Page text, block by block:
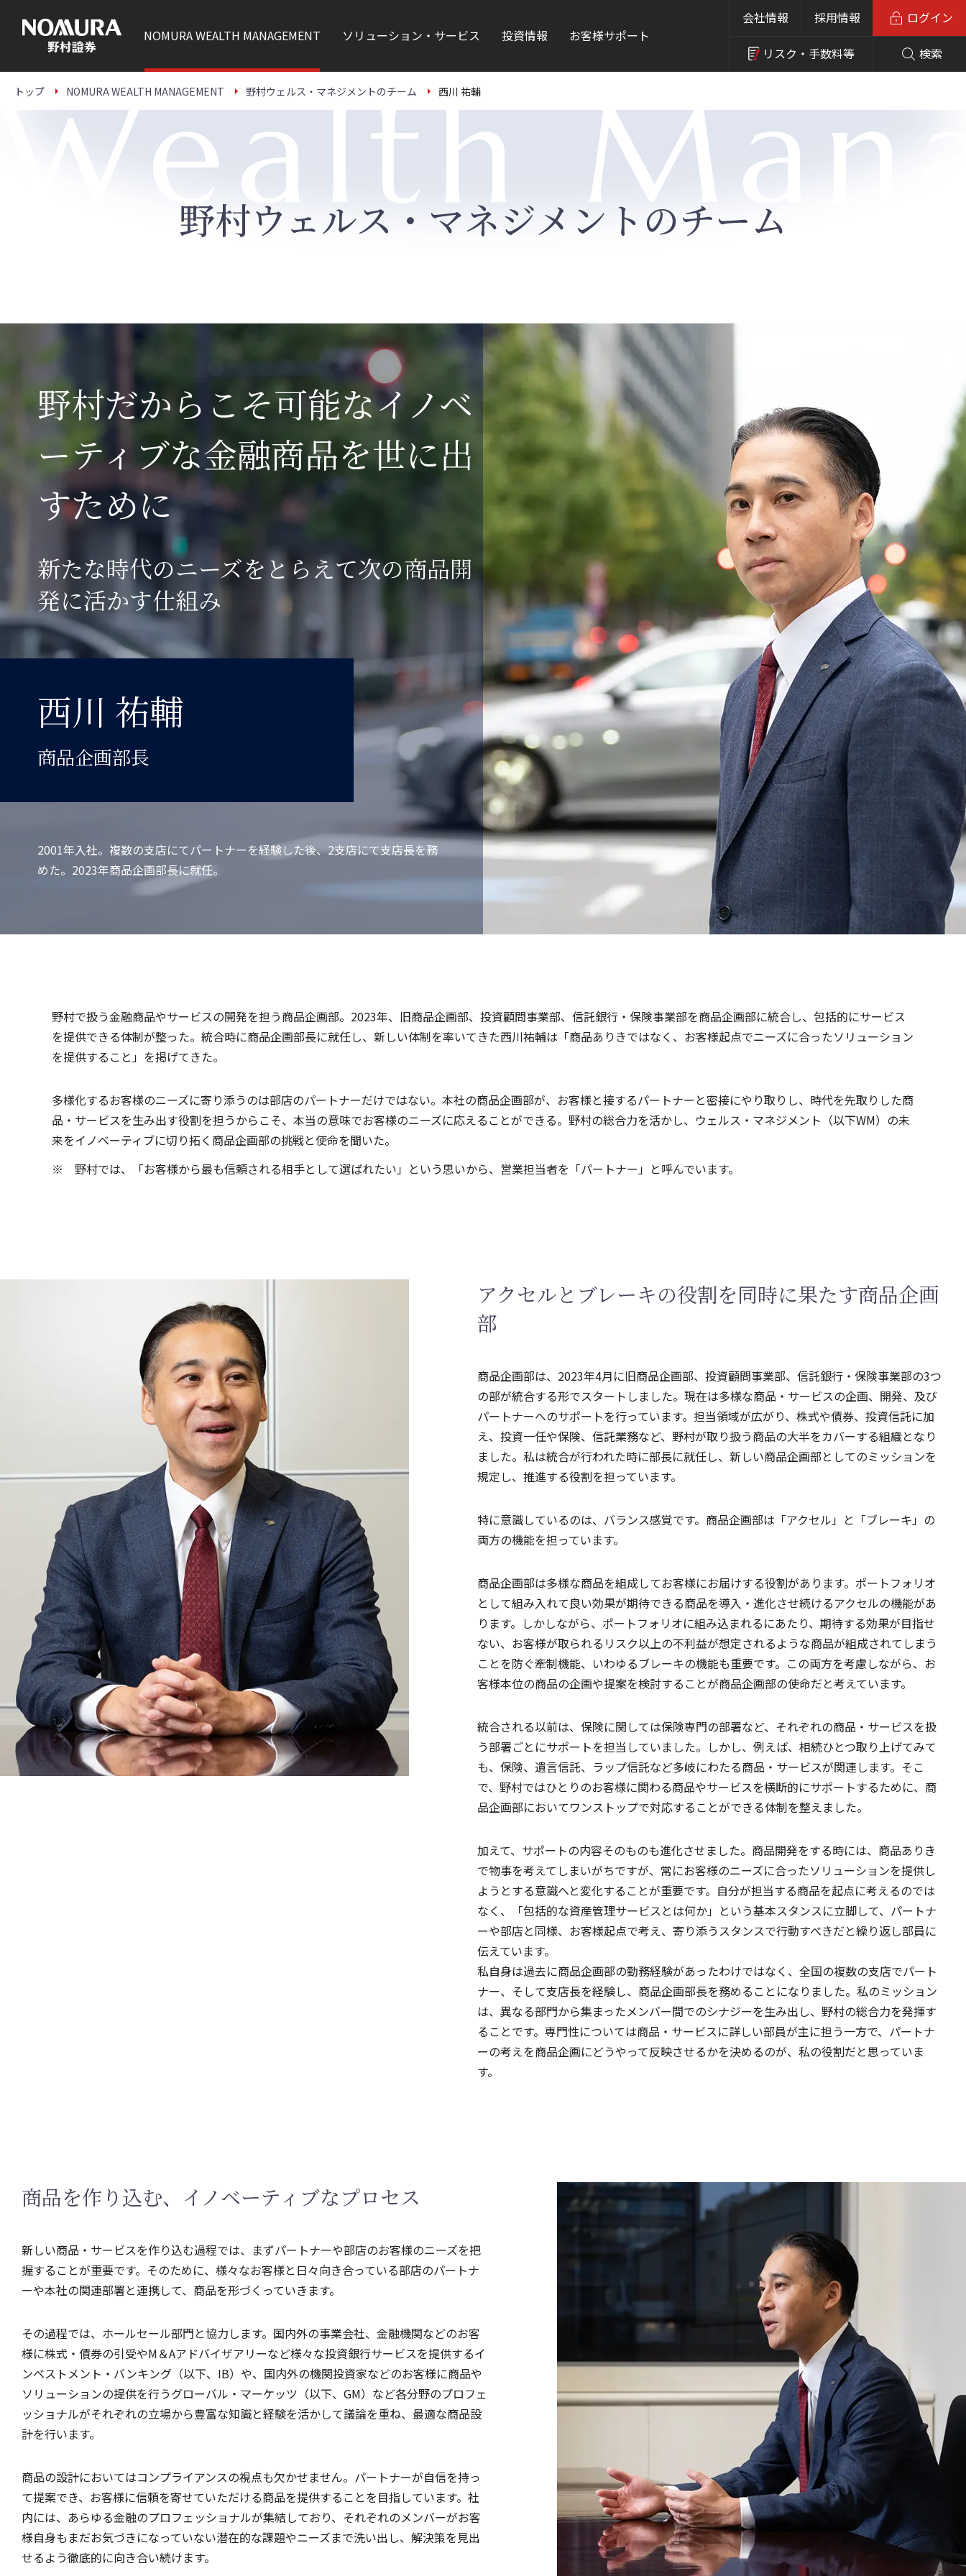
本
NOMURAWEALTH MANAGEMENT ソリューション・サービス 投資情報 お客様サポート
会社情報 採用情報
リスク・ 手数料等 検索
ログイン
トップ NOMURA WEALTH MANAGEMENT 野村ウェルス・マネジメントのチーム 西川 祐輔
Wealth
野村ウェルス・マネジメントのチーム
野村だからこそ可能なイノベ
ーティブな金融商品を世に出
すために
新たな時代のニーズをとらえて次の商品開
発に活かす仕組み
西川 祐輔
商品企画部長
2001年入社。複数の支店にてパートナーを経験した後、2支店にて支店長を務
めた。2023年商品企画部長に就任。
野村で扱う金融商品やサービスの開発を担う商品企画部。2023年、旧商品企画部、投資顧問事業部、信託銀行・保険事業部を商品企画部に統合し、包括的にサービス
を提供できる体制が整った。統合時に商品企画部長に就任し、新しい体制を率いてきた西川祐輔は「商品ありきではなく、お客様起点でニーズに合ったソリューション
を提供すること」を掲げてきた。
多様化するお客様のニーズに寄り添うのは部店のパートナーだけではない。本社の商品企画部が、お客様と接するパートナーと密接にやり取りし、時代を先取りした商
品・サービスを生み出す役割を担うからこそ、本当の意味でお客様のニーズに応えることができる。野村の総合力を活かし、ウェルス・マネジメント（以下WM）の未
来をイノベーティブに切り拓く商品企画部の挑戦と使命を聞いた。
野村では、「お客様から最も信頼される相手として選ばれたい」という思いから、営業担当者を「パートナー」と呼んでいます。
アクセルとブレーキの役割を同時に果たす商品企画
部
商品企画部は、2023年4月に旧商品企画部、投資顧問事業部、信託銀行・保険事業部の3つ
の部が統合する形でスタートしました。現在は多様な商品・サービスの企画、開発、及び
パートナーへのサポートを行っています。担当領域が広がり、株式や債券、投資信託に加
え、投資一任や保険、信託業務など、野村が取り扱う商品の大半をカバーする組織となり
ました。私は統合が行われた時に部長に就任し、新しい商品企画部としてのミッションを
規定し、推進する役割を担っています。
特に意識しているのは、バランス感覚です。商品企画部は「アクセル」と「ブレーキ」の
両方の機能を担っています。
商品企画部は多様な商品を組成してお客様にお届けする役割があります。ポートフォリオ
として組み入れて良い効果が期待できる商品を導入・進化させ続けるアクセルの機能があ
ります。しかしながら、ポートフォリオに組み込まれるにあたり、期待する効果が目指せ
ない、お客様が取られるリスク以上の不利益が想定されるような商品が組成されてしまう
ことを防ぐ牽制機能、いわゆるブレーキの機能も重要です。この両方を考慮しながら、お
客様本位の商品の企画や提案を検討することが商品企画部の使命だと考えています。
統合される以前は、保険に関しては保険専門の部署など、それぞれの商品・サービスを扱
う部署ごとにサポートを担当していました。しかし、例えば、相続ひとつ取り上げてみて
も、保険、遺言信託、ラップ信託など多岐にわたる商品・サービスが関連します。そこ
で、野村ではひとりのお客様に関わる商品やサービスを横断的にサポートするために、商
品企画部においてワンストップで対応することができる体制を整えました。
加えて、サポートの内容そのものも進化させました。商品開発をする時には、商品ありき
で物事を考えてしまいがちですが、常にお客様のニーズに合ったソリューションを提供し
ようとする意識へと変化することが重要です。自分が担当する商品を起点に考えるのでは
なく、「包括的な資産管理サービスとは何か」という基本スタンスに立脚して、パートナ
ーや部店と同様、お客様起点で考え、寄り添うスタンスで行動すべきだと繰り返し部員に
伝えています。
私自身は過去に商品企画部の勤務経験があったわけではなく、全国の複数の支店でパート
ナー、そして支店長を経験し、商品企画部長を務めることになりました。私のミッション
は、異なる部門から集まったメンバー間でのシナジーを生み出し、野村の総合力を発揮す
ることです。専門性については商品・サービスに詳しい部員が主に担う一方で、パートナ
ーの考えを商品企画にどうやって反映させるかを決めるのが、私の役割だと思っていま
す。
商品を作り込む、イノベーティブなプロセス
新しい商品・サービスを作り込む過程では、まずパートナーや部店のお客様のニーズを把
握することが重要です。そのために、様々なお客様と日々向き合っている部店のパートナ
ーや本社の関連部署と連携して、商品を形づくっていきます。
その過程では、ホールセール部門と協力します。国内外の事業会社、金融機関などのお客
様に株式・債券の引受やM＆Aアドバイザアリーなど様々な投資銀行サービスを提供するイ
ンベストメント・バンキング（以下、IB）や、国内外の機関投資家などのお客様に商品や
ソリューションの提供を行うグローバル・マーケッツ（以下、GM）など各分野のプロフェ
ッショナルがそれぞれの立場から豊富な知識と経験を活かして議論を重ね、最適な商品設
計を行います。
商品の設計においてはコンプライアンスの視点も欠かせません。パートナーが自信を持っ
て提案でき、お客様に信頼を寄せていただける商品を提供することを目指しています。社
内には、あらゆる金融のプロフェッショナルが集結しており、それぞれのメンバーがお客
様自身もまだお気づきになっていない潜在的な課題やニーズまで洗い出し、解決策を見出
せるよう徹底的に向き合い続けます。